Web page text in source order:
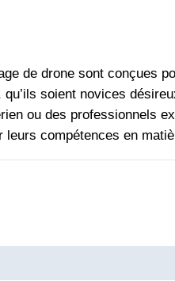
de drone sont conçues
soient novices
ou des professionnels
leurs compétences en